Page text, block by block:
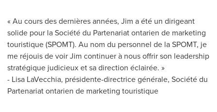
« Au cours des dernières années, Jim a été un dirigeant
solide pour la Société du Partenariat ontarien de marketing
touristique (SPOMT). Au nom du personnel de la SPOMT, je
me réjouis de voir Jim continuer à nous offrir son leadership
stratégique judicieux et sa direction éclairée. »
- Lisa LaVecchia, présidente-directrice générale, Société du
Partenariat ontarien de marketing touristique